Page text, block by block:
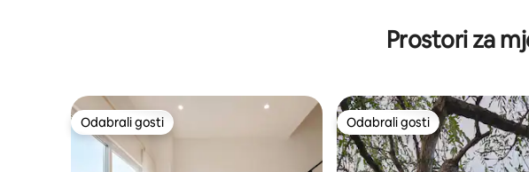
Prostori za
Odabrali gosti
Odabrali gosti Odabrali gosti
Odabrali gosti